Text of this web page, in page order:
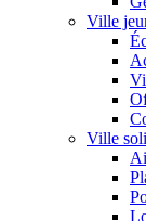
Ville
Ville